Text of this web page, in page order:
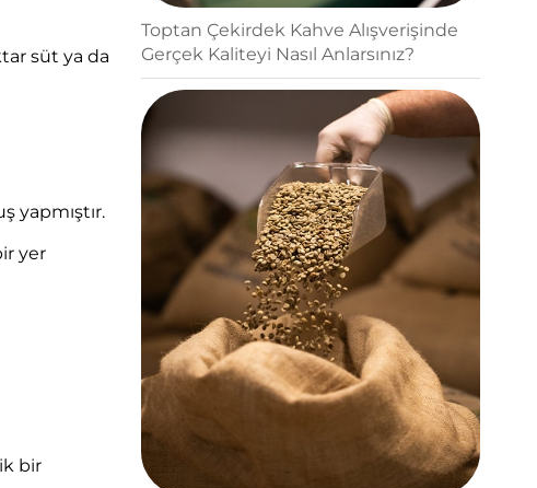
süt ya da
yapmıştır.
yer
bir
Toptan Çekirdek Kahve Alışverişinde
Gerçek Kaliteyi Nasıl Anlarsınız?